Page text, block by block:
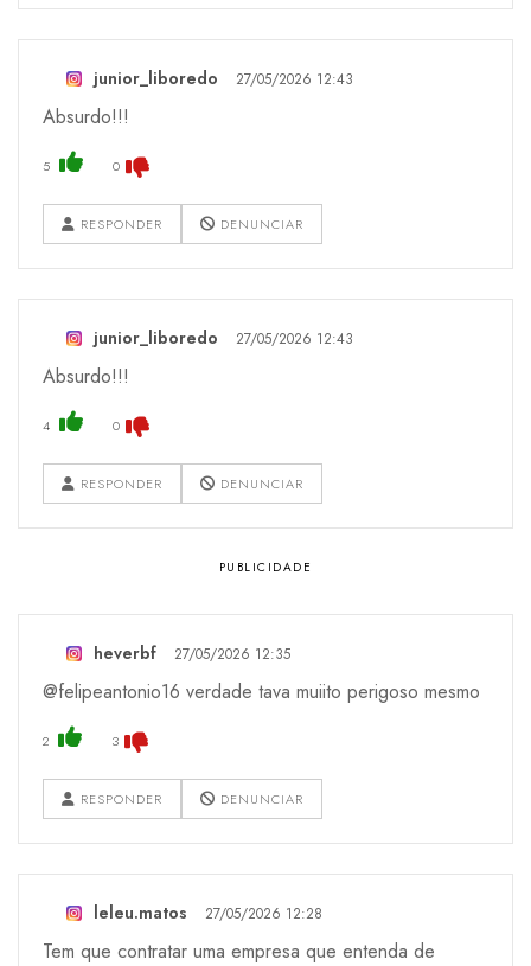
junior_liboredo 27/05/2026 12:43
Absurdo!!!
5 0
RESPONDER DENUNCIAR
junior_liboredo 27/05/2026 12:43
Absurdo!!!
4 0
RESPONDER DENUNCIAR
heverbf 27/05/2026 12:35
@felipeantonio16 verdade tava muiito perigoso mesmo
2 3
RESPONDER DENUNCIAR
leleu.matos 27/05/2026 12:28
Tem que contratar uma empresa que entenda de